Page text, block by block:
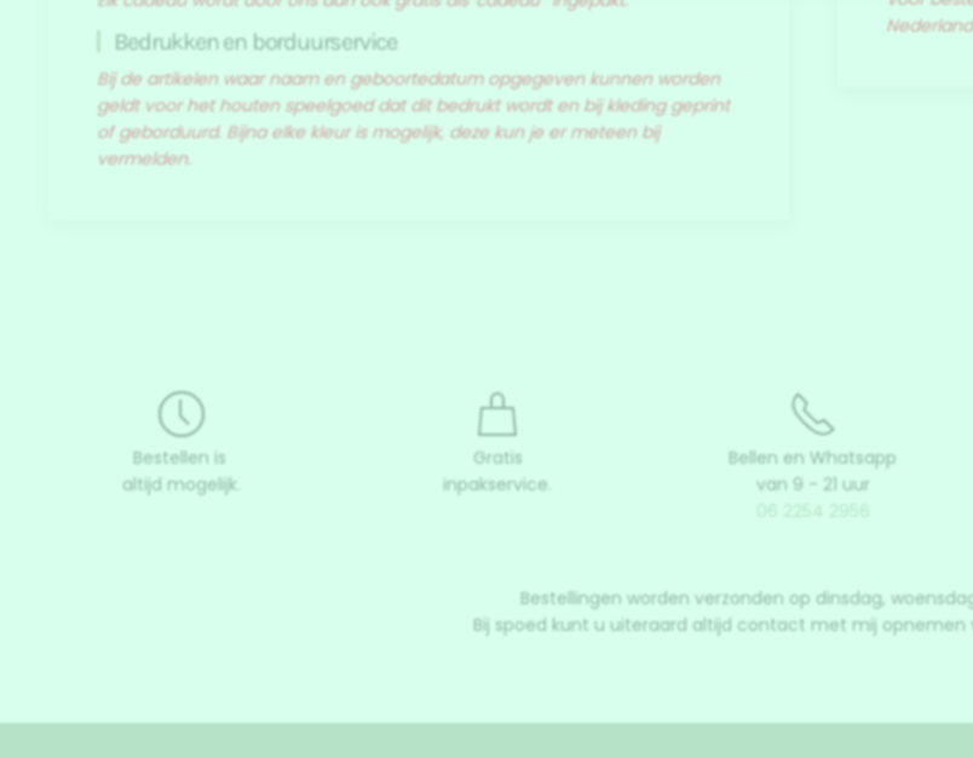
Bedrukken en borduurservice
Bij de artikelen waar naam en geboortedatum opgegeven kunnen worden
geldt voor het houten speelgoed dat dit bedrukt wordt en bij kleding geprint
of geborduurd. Bijna elke kleur is mogelijk, deze kun je er meteen bij
vermelden.
Bestellen is
altijd mogelijk.
Gratis
inpakservice.
Bellen en Whatsapp
van 9 - 21 uur
Bestellingen worden verzonden op dinsdag,
Bij spoed kunt u uiteraard altijd contact met mij opnemen